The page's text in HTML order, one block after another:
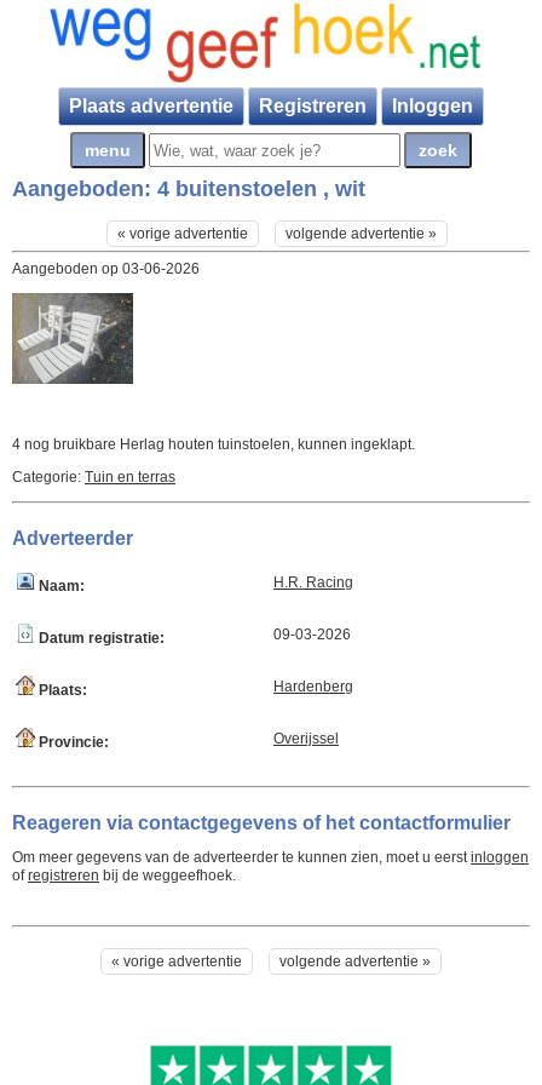
Plaats advertentie Registreren Inloggen
Aangeboden: 4 buitenstoelen , wit
« vorige advertentie volgende advertentie »
Aangeboden op 03-06-2026
4 nog bruikbare Herlag houten tuinstoelen, kunnen ingeklapt.
Categorie: Tuin en terras
Adverteerder
Naam: H.R. Racing
Datum registratie: 09-03-2026
Plaats: Hardenberg
Provincie: Overijssel
Reageren via contactgegevens of het contactformulier
Om meer gegevens van de adverteerder te kunnen zien, moet u eerst inloggen
ofregistreren bij de weggeefhoek.
« vorige advertentie volgende advertentie »